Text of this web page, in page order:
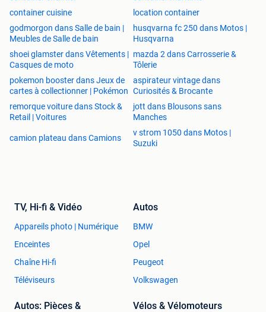
container cuisine
location container
godmorgon dans Salle de bain |
Meubles de Salle de bain
husqvarna fc 250 dans Motos |
Husqvarna
shoei glamster dans Vêtements |
Casques de moto
mazda 2 dans Carrosserie &
Tôlerie
pokemon booster dans Jeux de
cartes à collectionner | Pokémon
aspirateur vintage dans
Curiosités & Brocante
remorque voiture dans Stock &
Retail | Voitures
jott dans Blousons sans
Manches
camion plateau dans Camions
v strom 1050 dans Motos |
Suzuki
TV, Hi-fi & Vidéo
Appareils photo | Numérique
Enceintes
Chaîne Hi-fi
Téléviseurs
Autos
BMW
Opel
Peugeot
Volkswagen
Autos: Pièces &
Vélos & Vélomoteurs